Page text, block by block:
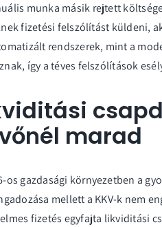
munka másik rejtett
fizetési felszólítást küldeni,
rendszerek, mint a
így a téves felszólítások
marad
os gazdasági környezetben a
mellett a KKV-k nem
fizetés egyfajta likviditási